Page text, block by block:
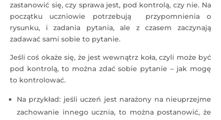
zastanowić się, czy sprawa jest, pod kontrolą, czy nie. Na
początku uczniowie potrzebują przypomnienia o
rysunku, i zadania pytania, ale z czasem zaczynają
zadawać sami sobie to pytanie.
Jeśli coś okaże się, że jest wewnątrz koła, czyli może być
pod kontrolą, to można zdać sobie pytanie – jak mogę
to kontrolować.
Na przykład: jeśli uczeń jest narażony na nieuprzejme
zachowanie innego ucznia, to można postanowić, że